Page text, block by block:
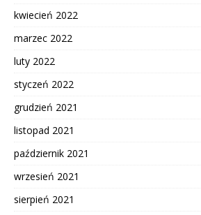
kwiecień 2022
marzec 2022
luty 2022
styczeń 2022
grudzień 2021
listopad 2021
październik 2021
wrzesień 2021
sierpień 2021